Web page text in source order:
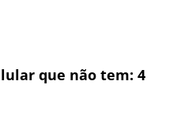
que não tem: 4